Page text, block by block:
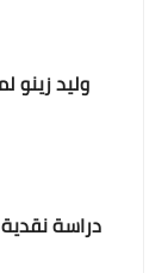
وليد زينو